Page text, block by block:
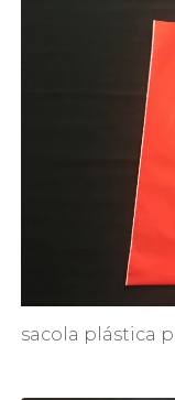
sacola plástica